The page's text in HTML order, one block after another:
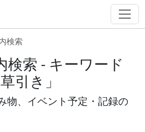
検索
検索 - キーワード
引き」
物、イベント予定・記録の